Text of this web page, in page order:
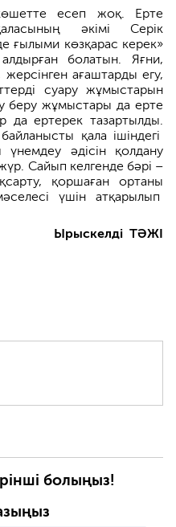
есеп жоқ. Ерте
әкімі Серік
ғылыми көз­қарас керек»
бола­тын. Яғни,
ағаштарды егу,
суару жұмыстарын
беру жұмыстары да ерте
да ертерек тазартылды.
қала ішіндегі
әдісін қолдану
Сайып келгенде бәрі –
қоршаған ортаны
үшін атқарылып
Ырыскелді ТӘЖІ
болыңыз!